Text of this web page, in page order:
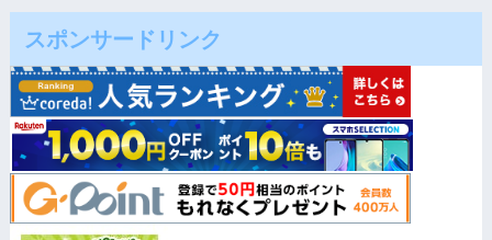
スポンサードリンク